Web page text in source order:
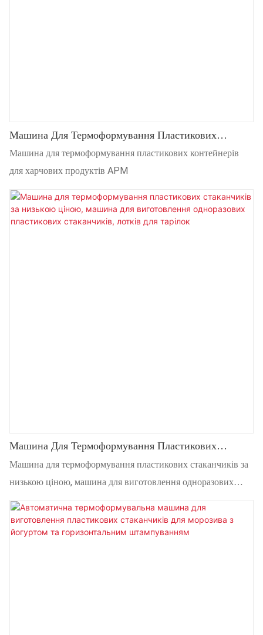
Машина Для Термоформування Пластикових
Контейнерів Для Харчових Продуктів APM
Машина для термоформування пластикових контейнерів
для харчових продуктів APM
Машина Для Термоформування Пластикових
Стаканчиків За Низькою Ціною, Машина Для
Виготовлення Одноразових Пластикових
Машина для термоформування пластикових стаканчиків за
низькою ціною, машина для виготовлення одноразових
пластикових стаканчиків, лотків для тарілок